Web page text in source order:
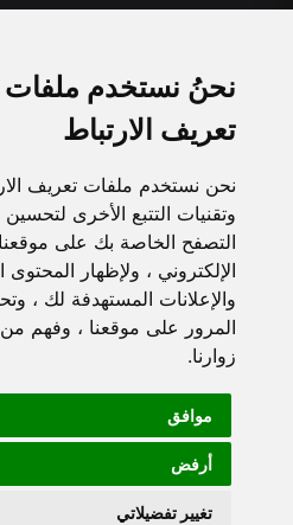
نحنُ نستخدم ملفات
تعريف الارتباط
نحن نستخدم ملفات تعريف
وتقنيات التتبع الأخرى لتحسين
التصفح الخاصة بك على موقعنا
الإلكتروني ، ولإظهار
والإعلانات المستهدفة لك ،
المرور على موقعنا ، وفهم من
زوارنا.
موافق
أرفض
تغيير تفضيلاتي
حقوق النشر © 2026 الفنان مزعل فرحان - عملاق الفن الشعبي.
الاخبار معلومات عنا
Arabic